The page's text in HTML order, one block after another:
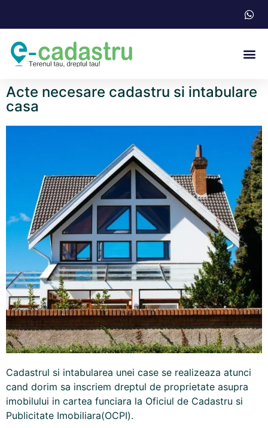
Acte necesare cadastru si intabulare
casa
Cadastrul si intabularea unei case se realizeaza atunci
cand dorim sa inscriem dreptul de proprietate asupra
imobilului in cartea funciara la Oficiul de Cadastru si
Publicitate Imobiliara(OCPI).